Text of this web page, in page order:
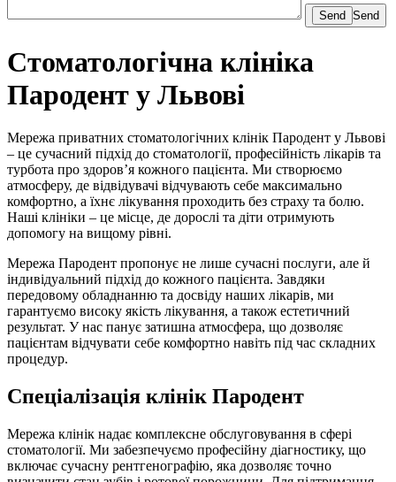
Send
Стоматологічна клініка
Пародент у Львові
Мережа приватних стоматологічних клінік Пародент у Львові
– це сучасний підхід до стоматології, професійність лікарів та
турбота про здоров’я кожного пацієнта. Ми створюємо
атмосферу, де відвідувачі відчувають себе максимально
комфортно, а їхнє лікування проходить без страху та болю.
Наші клініки – це місце, де дорослі та діти отримують
допомогу на вищому рівні.
Мережа Пародент пропонує не лише сучасні послуги, але й
індивідуальний підхід до кожного пацієнта. Завдяки
передовому обладнанню та досвіду наших лікарів, ми
гарантуємо високу якість лікування, а також естетичний
результат. У нас панує затишна атмосфера, що дозволяє
пацієнтам відчувати себе комфортно навіть під час складних
процедур.
Спеціалізація клінік Пародент
Мережа клінік надає комплексне обслуговування в сфері
стоматології. Ми забезпечуємо професійну діагностику, що
включає сучасну рентгенографію, яка дозволяє точно